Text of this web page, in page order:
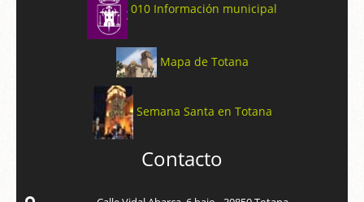
010 Información municipal
Mapa de Totana
Semana Santa en Totana
Contacto